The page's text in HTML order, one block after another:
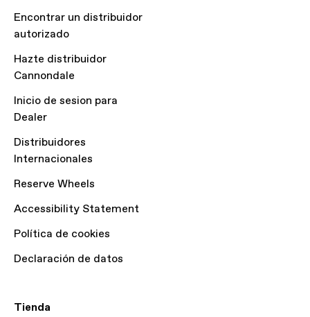
Encontrar un distribuidor
autorizado
Hazte distribuidor
Cannondale
Inicio de sesion para
Dealer
Distribuidores
Internacionales
Reserve Wheels
Accessibility Statement
Política de cookies
Declaración de datos
Tienda